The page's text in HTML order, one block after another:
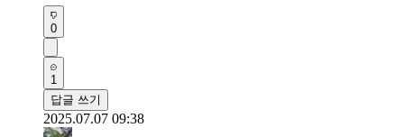
0
1
답글 쓰기
2025.07.07 09:38